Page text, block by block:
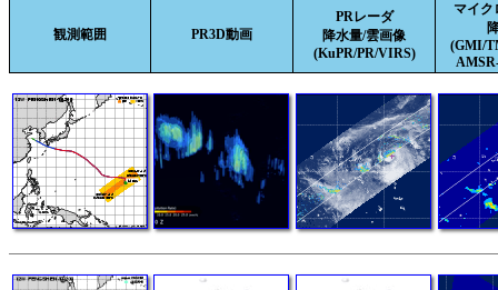
観測範囲 PR3D動画
PRレーダ
降水量/雲画像
(KuPR/PR/VIRS)
マイク
(GMI/